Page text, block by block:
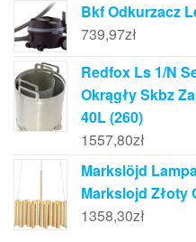
Bkf Odkurzacz
739,97zł
Redfox Ls 1/N
Okrągły Skbz
40L (260)
1557,80zł
Markslöjd
Markslojd Złoty
1358,30zł